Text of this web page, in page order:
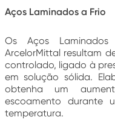
Aços Laminados a Frio
Os Aços
ArcelorMittal resultam
controlado, ligado à
em solução sólida.
obtenha um
escoamento durante
temperatura.